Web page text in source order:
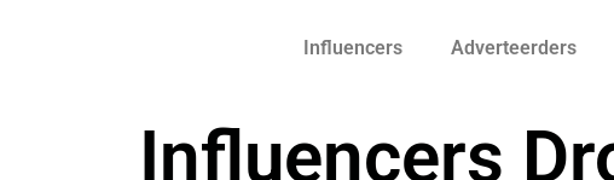
Influencers Adverteerders
Influencers